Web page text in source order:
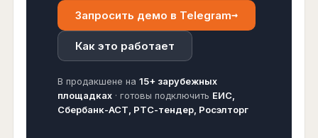
Запросить демо в Telegram→
Как это работает
В продакшене на 15+ зарубежных
площадках · готовы подключить ЕИС,
Сбербанк-АСТ, РТС-тендер, Росэлторг